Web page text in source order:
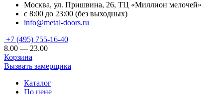
Москва, ул. Пришвина, 26, ТЦ «Миллион мелочей»
с 8:00 до 23:00 (без выходных)
info@metal-doors.ru
+7 (495) 755-16-40
8.00 — 23.00
Корзина
Вызвать замерщика
Каталог
По цене